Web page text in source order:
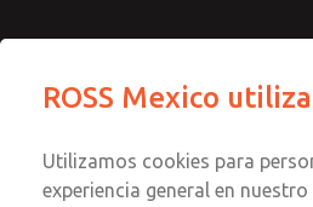
ROSS Mexico
Utilizamos cookies para
experiencia general en